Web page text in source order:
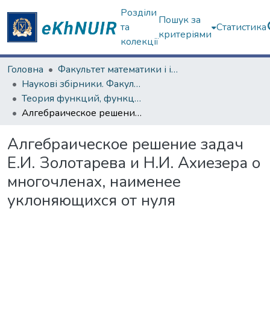
Розділи
та
колекції
Пошук за
критеріями
Статистика
Головна
Факультет математики і інформатики
Наукові збірники. Факультет математики і інформатики
Теория функций, функциональный анализ и их приложения (1965–1985 гг.)
Алгебраическое решение задач Е.И. Золотарева и Н.И. Ахиезера о многочленах, наименее уклоняющихся от нуля
Алгебраическое решение задач
Е.И. Золотарева и Н.И. Ахиезера о
многочленах, наименее
уклоняющихся от нуля